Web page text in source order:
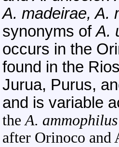
A. madeirae, A.
synonyms ofA.
occurs in the
found in the
Jurua, Purus,
and is variable
theA.
after Orinoco and